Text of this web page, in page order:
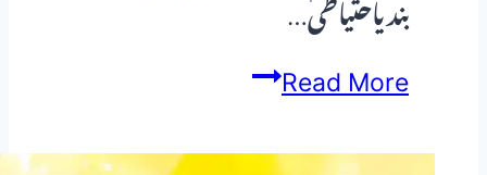
بندیاحتیاطی…
Read More
Paeonia
(Paeonia